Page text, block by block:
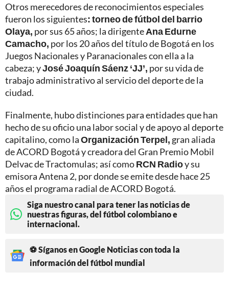
Otros merecedores de reconocimientos especiales
fueron los siguientes: torneo de fútbol del barrio
Olaya, por sus 65 años; la dirigenteAna Edurne
Camacho, por los 20 años del título de Bogotá en los
Juegos Nacionales y Paranacionales con ella a la
cabeza; yJosé Joaquín Sáenz ‘JJ’, por su vida de
trabajo administrativo al servicio del deporte de la
ciudad.
Finalmente, hubo distinciones para entidades que han
hecho de su oficio una labor social y de apoyo al deporte
capitalino, como laOrganización Terpel, gran aliada
de ACORD Bogotá y creadora del Gran Premio Mobil
Delvac de Tractomulas; así comoRCN Radioy su
emisora Antena 2, por donde se emite desde hace 25
años el programa radial de ACORD Bogotá.
Siga nuestro canal para tener las noticias de
nuestras figuras, del fútbol colombiano e
internacional.
⚽ Síganos en Google Noticias con toda la
información del fútbol mundial